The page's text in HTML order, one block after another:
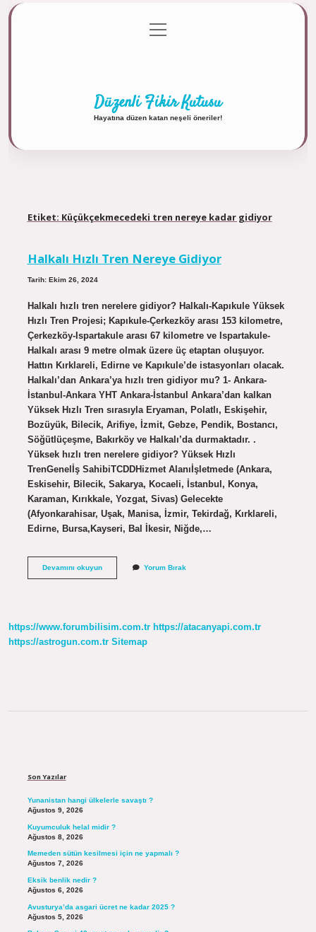
Gizlilik Politikası
menüyü
aç
Düzenli Fikir Kutusu
Hayatına düzen katan neşeli öneriler!
Etiket: Küçükçekmecedeki tren nereye kadar gidiyor
Halkalı Hızlı Tren Nereye Gidiyor
Tarih: Ekim 26, 2024
Halkalı hızlı tren nerelere gidiyor? Halkalı-Kapıkule Yüksek
Hızlı Tren Projesi; Kapıkule-Çerkezköy arası 153 kilometre,
Çerkezköy-Ispartakule arası 67 kilometre ve Ispartakule-
Halkalı arası 9 metre olmak üzere üç etaptan oluşuyor.
Hattın Kırklareli, Edirne ve Kapıkule’de istasyonları olacak.
Halkalı’dan Ankara’ya hızlı tren gidiyor mu? 1- Ankara-
İstanbul-Ankara YHT Ankara-İstanbul Ankara’dan kalkan
Yüksek Hızlı Tren sırasıyla Eryaman, Polatlı, Eskişehir,
Bozüyük, Bilecik, Arifiye, İzmit, Gebze, Pendik, Bostancı,
Söğütlüçeşme, Bakırköy ve Halkalı’da durmaktadır. .
Yüksek hızlı tren nerelere gidiyor? Yüksek Hızlı
TrenGenelİş SahibiTCDDHizmet Alanıİşletmede (Ankara,
Eskisehir, Bilecik, Sakarya, Kocaeli, İstanbul, Konya,
Karaman, Kırıkkale, Yozgat, Sivas) Gelecekte
(Afyonkarahisar, Uşak, Manisa, İzmir, Tekirdağ, Kırklareli,
Edirne, Bursa,Kayseri, Bal İkesir, Niğde,…
Devamını okuyunHalkalı
Yorum Bırak
https://www.forumbilisim.com.tr https://atacanyapi.com.tr
https://astrogun.com.tr Sitemap
Son Yazılar
Yunanistan hangi ülkelerle savaştı ?
Ağustos 9, 2026
Kuyumculuk helal midir ?
Ağustos 8, 2026
Memeden sütün kesilmesi için ne yapmalı ?
Ağustos 7, 2026
Eksik benlik nedir ?
Ağustos 6, 2026
Avusturya’da asgari ücret ne kadar 2025 ?
Ağustos 5, 2026